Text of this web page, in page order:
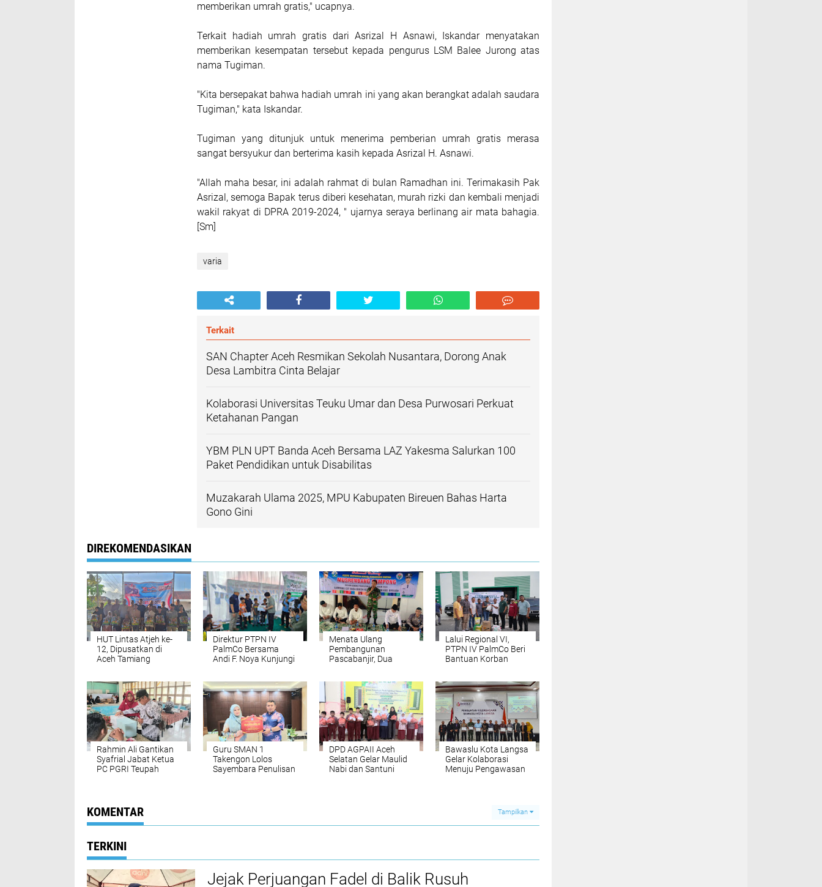
memberikan umrah gratis," ucapnya.
Terkait hadiah umrah gratis dari Asrizal H Asnawi, Iskandar menyatakan
memberikan kesempatan tersebut kepada pengurus LSM Balee Jurong atas
nama Tugiman.
"Kita bersepakat bahwa hadiah umrah ini yang akan berangkat adalah saudara
Tugiman," kata Iskandar.
Tugiman yang ditunjuk untuk menerima pemberian umrah gratis merasa
sangat bersyukur dan berterima kasih kepada Asrizal H. Asnawi.
"Allah maha besar, ini adalah rahmat di bulan Ramadhan ini. Terimakasih Pak
Asrizal, semoga Bapak terus diberi kesehatan, murah rizki dan kembali menjadi
wakil rakyat di DPRA 2019-2024, " ujarnya seraya berlinang air mata bahagia.
[Sm]
varia
Terkait
SAN Chapter Aceh Resmikan Sekolah Nusantara, Dorong Anak
Desa Lambitra Cinta Belajar
Kolaborasi Universitas Teuku Umar dan Desa Purwosari Perkuat
Ketahanan Pangan
YBM PLN UPT Banda Aceh Bersama LAZ Yakesma Salurkan 100
Paket Pendidikan untuk Disabilitas
Muzakarah Ulama 2025, MPU Kabupaten Bireuen Bahas Harta
Gono Gini
DIREKOMENDASIKAN
HUT Lintas Atjeh ke-
12, Dipusatkan di
Aceh Tamiang
Direktur PTPN IV
PalmCo Bersama
Andi F. Noya Kunjungi
Menata Ulang
Pembangunan
Pascabanjir, Dua
Musrembangdes
Lalui Regional VI,
PTPN IV PalmCo Beri
Bantuan Korban
Rahmin Ali Gantikan
Syafrial Jabat Ketua
PC PGRI Teupah
Guru SMAN 1
Takengon Lolos
Sayembara Penulisan
DPD AGPAII Aceh
Selatan Gelar Maulid
Nabi dan Santuni
Bawaslu Kota Langsa
Gelar Kolaborasi
Menuju Pengawasan
KOMENTAR Tampilkan
TERKINI
Jejak Perjuangan Fadel di Balik Rusuh